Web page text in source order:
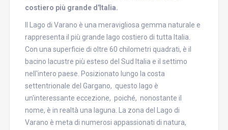
costiero più grande d'Italia.
Il Lago di Varano è una meravigliosa gemma naturale e
rappresenta il più grande lago costiero di tutta Italia.
Con una superficie di oltre 60 chilometri quadrati, è il
bacino lacustre più esteso del Sud Italia e il settimo
nell'intero paese. Posizionato lungo la costa
settentrionale del Gargano, questo lago è
un'interessante eccezione, poiché, nonostante il
nome, è in realtà una laguna. La zona del Lago di
Varano è meta di numerosi appassionati di natura,